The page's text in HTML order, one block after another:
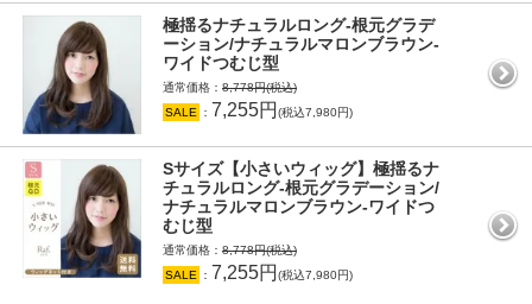
極揺るナチュラルロング-根元グラデ
ーション/ナチュラルマロンブラウン-
ワイドつむじ型
通常価格： 8,778円(税込)
SALE
： 7,255円 (税込7,980円)
Sサイズ【小さいウィッグ】極揺るナ
チュラルロング-根元グラデーション/
ナチュラルマロンブラウン-ワイドつ
むじ型
通常価格： 8,778円(税込)
SALE
： 7,255円 (税込7,980円)